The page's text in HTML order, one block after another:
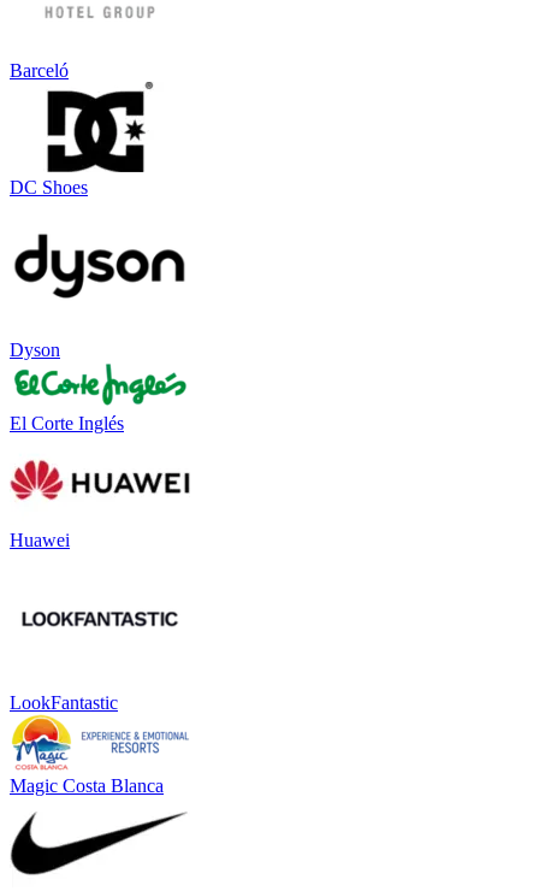
Barceló
DC Shoes
Dyson
El Corte Inglés
Huawei
LookFantastic
Magic Costa Blanca